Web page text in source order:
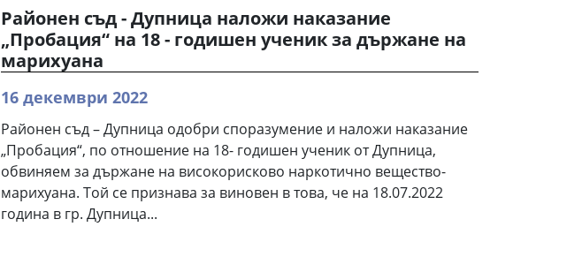
Районен съд - Дупница наложи наказание
„Пробация“ на 18 - годишен ученик за държане на
марихуана
16 декември 2022
Районен съд – Дупница одобри споразумение и наложи наказание
„Пробация“, по отношение на 18- годишен ученик от Дупница,
обвиняем за държане на високорисково наркотично вещество-
марихуана. Той се признава за виновен в това, че на 18.07.2022
година в гр. Дупница...